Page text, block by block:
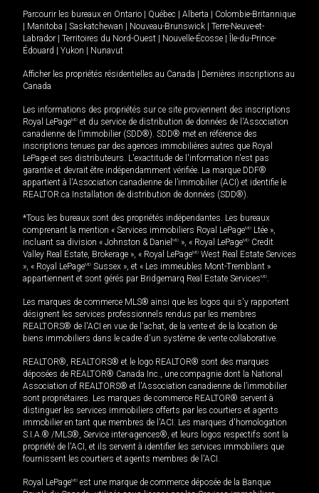
Parcourir les bureaux en Ontario Québec Alberta
Colombie-Britannique
Manitoba Saskatchewan Nouveau-Brunswick
Terre-Neuve-et-
Labrador
Territoires du Nord-Ouest Nouvelle-Écosse
Île-du-Prince-
Édouard
Yukon Nunavut
Afficher les propriétés résidentielles au Canada
Dernières inscriptions au
Canada
Les informations des propriétés sur ce site proviennent des inscriptions
Royal LePageMD et du service de distribution de données de l'Association
canadienne de l’immobilier (SDD®). SDD® met en référence des
inscriptions tenues par des agences immobilières autres que Royal
LePage et ses distributeurs. L'exactitude de l'information n'est pas
garantie et devrait être indépendamment vérifiée. La marque DDF®
appartient à l'Association canadienne de l’immobilier (ACI) et identifie le
REALTOR.ca Installation de distribution de données (SDD®).
*Tous les bureaux sont des propriétés indépendantes. Les bureaux
comprenant la mention « Services immobiliers Royal LePageMD Ltée »,
incluant sa division « Johnston & Daniel MD », « Royal LePageMD Credit
Valley Real Estate, Brokerage », « Royal LePageMD West Real Estate Services
», « Royal LePageMD Sussex », et « Les immeubles Mont-Tremblant »
appartiennent et sont gérés par Bridgemarq Real Estate ServicesMD.
Les marques de commerce MLS® ainsi que les logos qui s'y rapportent
désignent les services professionnels rendus par les membres
REALTORS® de l'ACI en vue de l'achat, de la vente et de la location de
biens immobiliers dans le cadre d'un système de vente collaborative.
REALTOR®, REALTORS® et le logo REALTOR® sont des marques
déposées de REALTOR® Canada Inc., une compagnie dont la National
Association of REALTORS® et l'Association canadienne de l’immobilier
sont propriétaires. Les marques de commerce REALTOR® servent à
distinguer les services immobiliers offerts par les courtiers et agents
immobilier en tant que membres de l'ACI. Les marques d'homologation
S.I.A.® /MLS®, Service inter-agences®, et leurs logos respectifs sont la
propriété de l'ACI, et ils servent à identifier les services immobiliers que
fournissent les courtiers et agents membres de l'ACI.
Royal LePageMD est une marque de commerce déposée de la Banque